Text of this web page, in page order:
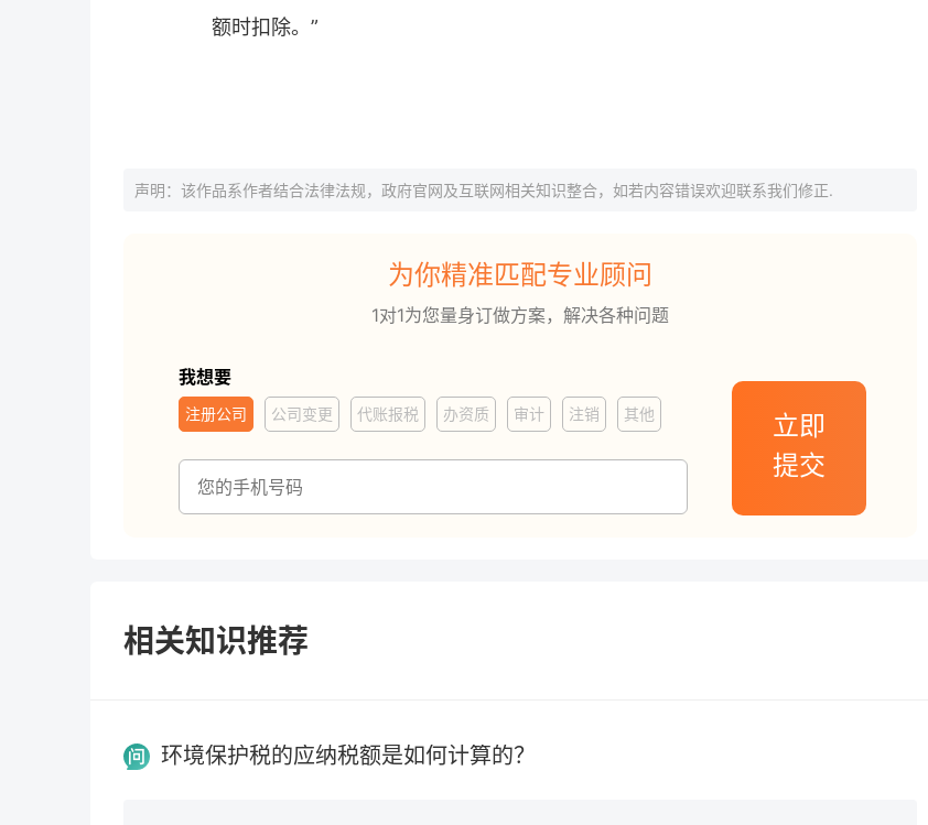
额时扣除。”
声明：该作品系作者结合法律法规，政府官网及互联网相关知识整合，如若内容错误欢迎联系我们修正.
为你精准匹配专业顾问
1对1为您量身订做方案，解决各种问题
我想要
注册公司 公司变更 代账报税 办资质 审计 注销 其他
立即
提交
相关知识推荐
环境保护税的应纳税额是如何计算的？